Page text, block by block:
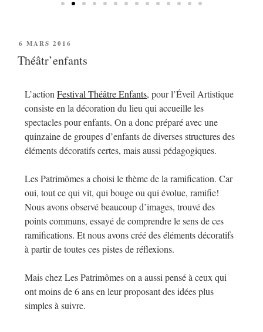
6 MARS 2016
Théâtr’enfants
L’actionFestival Théâtre Enfants, pour l’Éveil Artistique
consiste en la décoration du lieu qui accueille les
spectacles pour enfants. On a donc préparé avec une
quinzaine de groupes d’enfants de diverses structures des
éléments décoratifs certes, mais aussi pédagogiques.
Les Patrimômes a choisi le thème de la ramification. Car
oui, tout ce qui vit, qui bouge ou qui évolue, ramifie!
Nous avons observé beaucoup d’images, trouvé des
points communs, essayé de comprendre le sens de ces
ramifications. Et nous avons créé des éléments décoratifs
à partir de toutes ces pistes de réflexions.
Mais chez Les Patrimômes on a aussi pensé à ceux qui
ont moins de 6 ans en leur proposant des idées plus
simples à suivre.